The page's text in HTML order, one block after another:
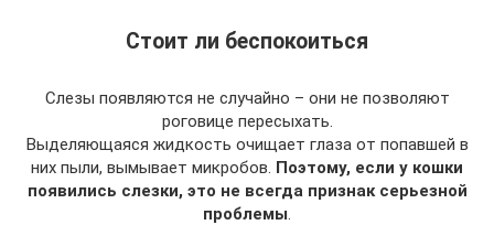
Стоит ли беспокоиться
Слезы появляются не случайно – они не позволяют
роговице пересыхать.
Выделяющаяся жидкость очищает глаза от попавшей в
них пыли, вымывает микробов. Поэтому, если у кошки
появились слезки, это не всегда признак серьезной
проблемы.